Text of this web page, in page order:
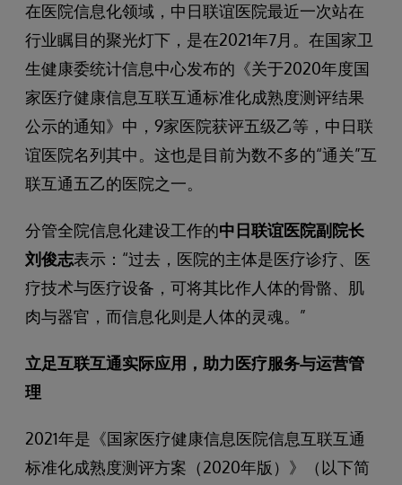
在医院信息化领域，中日联谊医院最近一次站在
行业瞩目的聚光灯下，是在2021年7月。在国家卫
生健康委统计信息中心发布的《关于2020年度国
家医疗健康信息互联互通标准化成熟度测评结果
公示的通知》中，9家医院获评五级乙等，中日联
谊医院名列其中。这也是目前为数不多的“通关”互
联互通五乙的医院之一。
分管全院信息化建设工作的中日联谊医院副院长
刘俊志表示：“过去，医院的主体是医疗诊疗、医
疗技术与医疗设备，可将其比作人体的骨骼、肌
肉与器官，而信息化则是人体的灵魂。”
立足互联互通实际应用，助力医疗服务与运营管
理
2021年是《国家医疗健康信息医院信息互联互通
标准化成熟度测评方案（2020年版）》（以下简